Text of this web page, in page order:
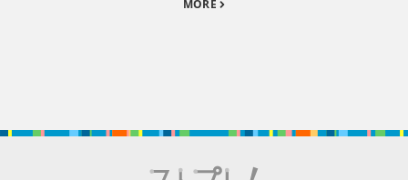
MORE